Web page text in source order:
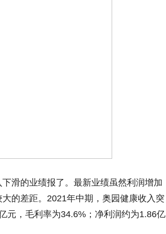
滑的业绩报了。最新业绩虽然利润增加
的差距。2021年中期，奥园健康收入突
元，毛利率为34.6%；净利润约为1.86亿